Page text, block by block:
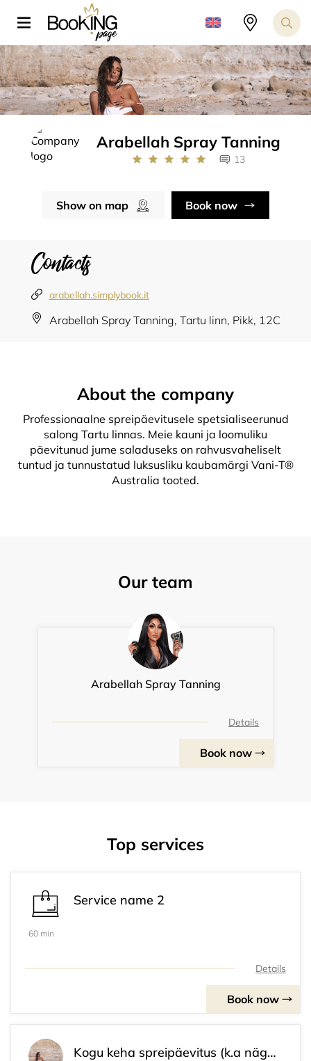
Arabellah Spray Tanning
13
Show on map Book now
Contacts
arabellah.simplybook.it
Arabellah Spray Tanning, Tartu linn, Pikk, 12C
About the company
Professionaalne spreipäevitusele spetsialiseerunud
salong Tartu linnas. Meie kauni ja loomuliku
päevitunud jume saladuseks on rahvusvaheliselt
tuntud ja tunnustatud luksusliku kaubamärgi Vani-T®
Australia tooted.
Our team
Arabellah Spray Tanning
Details
Book now
Top services
Service name 2
60 min
Details
Book now
Kogu keha spreipäevitus (k.a nägu) - 35€